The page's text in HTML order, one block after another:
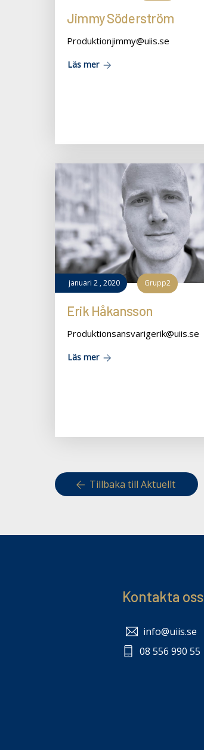
Jimmy Söderström
Produktionjimmy@uiis.se
Läs mer
januari 2 ,2020 Grupp2
Erik Håkansson
Produktionsansvarigerik@uiis.se
Läs mer
Tillbaka till Aktuellt
Kontakta oss
info@uiis.se
08 556 990 55